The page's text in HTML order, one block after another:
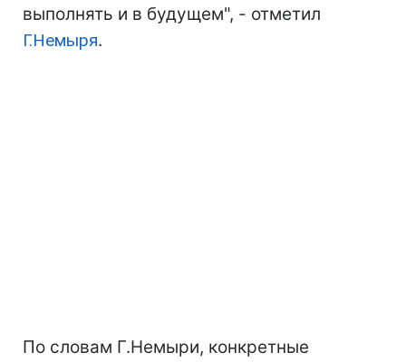
выполнять и в будущем", - отметил
Г.Немыря.
По словам Г.Немыри, конкретные